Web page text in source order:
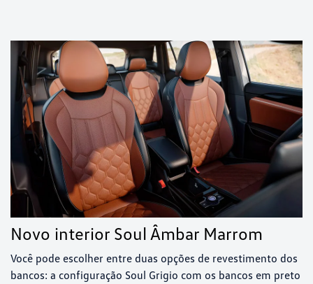
Novo interior Soul Âmbar Marrom
Você pode escolher entre duas opções de revestimento dos
bancos: a configuração Soul Grigio com os bancos em preto